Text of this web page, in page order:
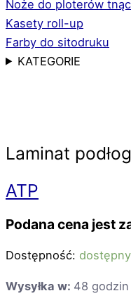
Noże do ploterów
Kasety roll-up
Farby do sitodruku
KATEGORIE
Laminat
ATP
Podana cena jest
Dostępność: dostępny
Wysyłka w: 48 godzin